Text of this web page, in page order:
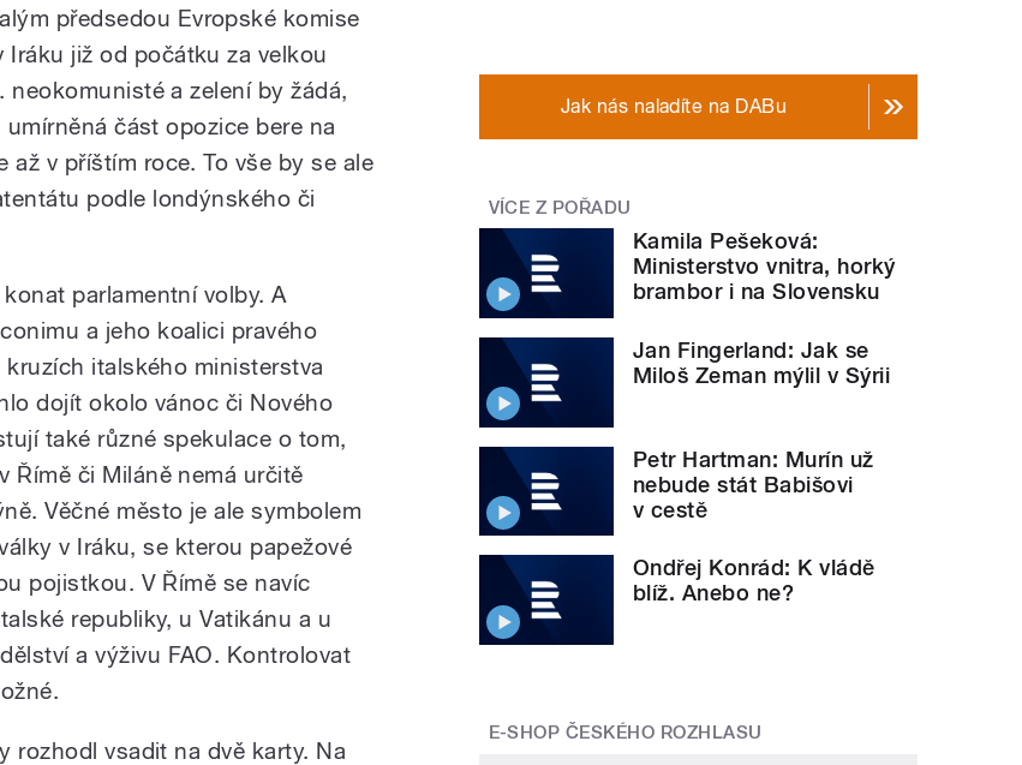
předsedou Evropské komise
Iráku již od počátku za velkou
a zelení by žádá,
část opozice bere na
v příštím roce. To vše by se ale
podle londýnského či
parlamentní volby. A
a jeho koalici pravého
italského ministerstva
dojít okolo vánoc či Nového
také různé spekulace o tom,
Římě či Miláně nemá určitě
Věčné město je ale symbolem
v Iráku, se kterou papežové
pojistkou. V Římě se navíc
republiky, u Vatikánu a u
a výživu FAO. Kontrolovat
rozhodl vsadit na dvě karty. Na
Jak nás naladíte na DABu
VÍCE Z POŘADU
Kamila Pešeková:
Ministerstvo vnitra, horký
brambor i na Slovensku
Jan Fingerland: Jak se
Miloš Zeman mýlil v Sýrii
Petr Hartman: Murín už
nebude stát Babišovi
v cestě
Ondřej Konrád: K vládě
blíž. Anebo ne?
E-SHOP ČESKÉHO ROZHLASU